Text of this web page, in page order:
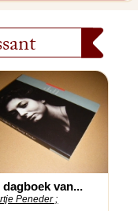
dagboek van...
Peneder ;